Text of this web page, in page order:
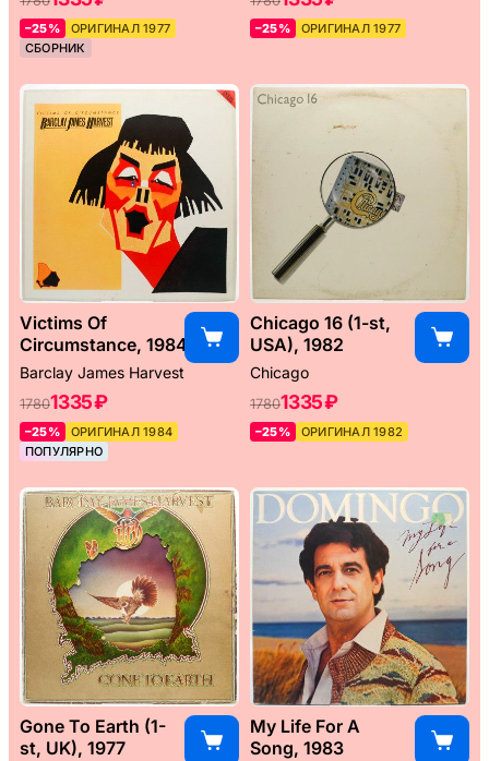
–25%
ОРИГИНАЛ 1977
СБОРНИК
–25% ОРИГИНАЛ 1977
Victims Of
Circumstance, 1984
Barclay James Harvest
17801335 ₽
–25%
ОРИГИНАЛ 1984
ПОПУЛЯРНО
Chicago 16 (1-st,
USA), 1982
Chicago
17801335 ₽
–25% ОРИГИНАЛ 1982
Gone To Earth (1-
st, UK), 1977
My Life For A
Song, 1983